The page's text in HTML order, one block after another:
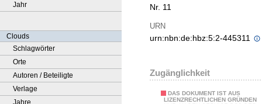
Jahr
Clouds
Schlagwörter
Orte
Autoren / Beteiligte
Verlage
Jahre
Nr. 11
URN
urn:nbn:de:hbz:5:2-445311
Zugänglichkeit
DAS DOKUMENT IST AUS
LIZENZRECHTLICHEN GRÜNDEN